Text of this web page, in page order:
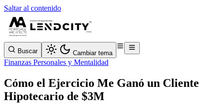
Saltar al contenido
Buscar Cambiar tema
Finanzas Personales y Mentalidad
Cómo el Ejercicio Me Ganó un Cliente
Hipotecario de $3M